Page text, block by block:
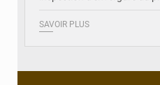
SAVOIR PLUS